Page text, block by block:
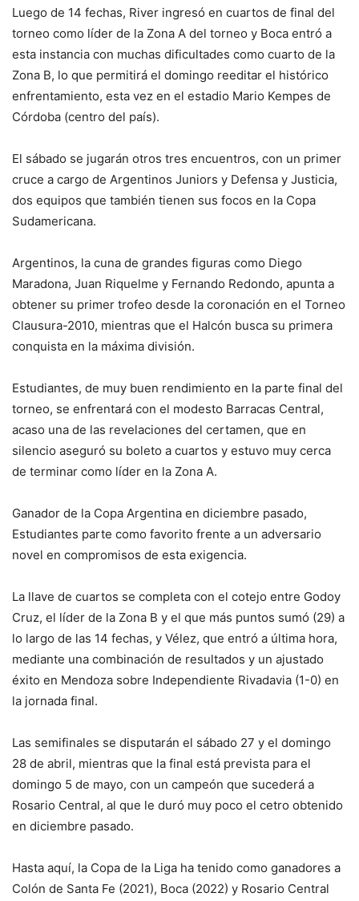
Luego de 14 fechas, River ingresó en cuartos de final del
torneo como líder de la Zona A del torneo y Boca entró a
esta instancia con muchas dificultades como cuarto de la
Zona B, lo que permitirá el domingo reeditar el histórico
enfrentamiento, esta vez en el estadio Mario Kempes de
Córdoba (centro del país).
El sábado se jugarán otros tres encuentros, con un primer
cruce a cargo de Argentinos Juniors y Defensa y Justicia,
dos equipos que también tienen sus focos en la Copa
Sudamericana.
Argentinos, la cuna de grandes figuras como Diego
Maradona, Juan Riquelme y Fernando Redondo, apunta a
obtener su primer trofeo desde la coronación en el Torneo
Clausura-2010, mientras que el Halcón busca su primera
conquista en la máxima división.
Estudiantes, de muy buen rendimiento en la parte final del
torneo, se enfrentará con el modesto Barracas Central,
acaso una de las revelaciones del certamen, que en
silencio aseguró su boleto a cuartos y estuvo muy cerca
de terminar como líder en la Zona A.
Ganador de la Copa Argentina en diciembre pasado,
Estudiantes parte como favorito frente a un adversario
novel en compromisos de esta exigencia.
La llave de cuartos se completa con el cotejo entre Godoy
Cruz, el líder de la Zona B y el que más puntos sumó (29) a
lo largo de las 14 fechas, y Vélez, que entró a última hora,
mediante una combinación de resultados y un ajustado
éxito en Mendoza sobre Independiente Rivadavia (1-0) en
la jornada final.
Las semifinales se disputarán el sábado 27 y el domingo
28 de abril, mientras que la final está prevista para el
domingo 5 de mayo, con un campeón que sucederá a
Rosario Central, al que le duró muy poco el cetro obtenido
en diciembre pasado.
Hasta aquí, la Copa de la Liga ha tenido como ganadores a
Colón de Santa Fe (2021), Boca (2022) y Rosario Central